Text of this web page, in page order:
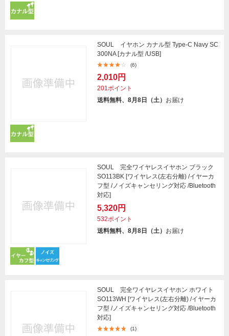
SOUL イヤホン カナル型 Type-C Navy SC
300NA [カナル型 /USB]
(6)
2,010円
201ポイント
送料無料、8月8日（土） お届け
SOUL 完全ワイヤレスイヤホン ブラック
SO113BK [ワイヤレス(左右分離) /イヤーカ
フ型 /ノイズキャンセリング対応 /Bluetooth
対応]
5,320円
532ポイント
送料無料、8月8日（土） お届け
SOUL 完全ワイヤレスイヤホン ホワイト
SO113WH [ワイヤレス(左右分離) /イヤーカ
フ型 /ノイズキャンセリング対応 /Bluetooth
対応]
(1)